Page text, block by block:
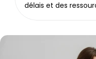
délais et des